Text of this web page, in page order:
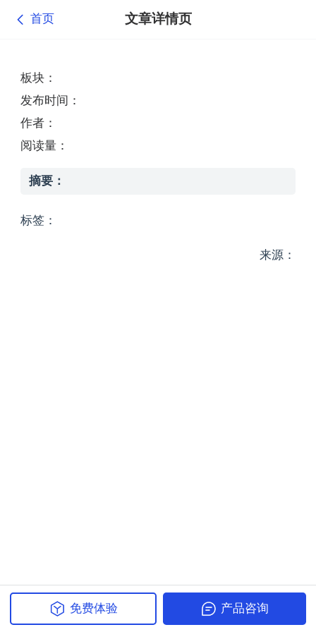
首页 文章详情页
板块：
发布时间：
作者：
阅读量：
摘要：
标签：
来源：
免费体验 产品咨询